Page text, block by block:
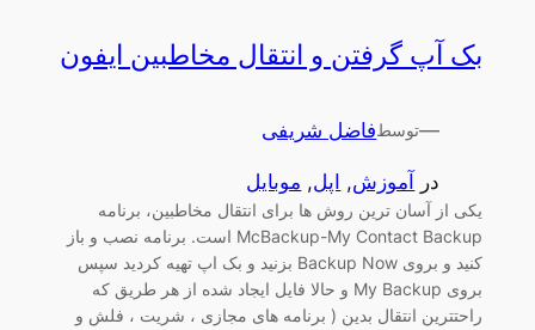
بک آپ گرفتن و انتقال مخاطبین ایفون
—توسطفاضل شریفی
در آموزش, اپل, موبایل
یکی از آسان ترین روش ها برای انتقال مخاطبین، برنامه
McBackup-My Contact Backup است. برنامه نصب و باز
کنید و بروی Backup Now بزنید و بک اپ تهیه کردید سپس
بروی My Backup و حالا فایل ایجاد شده از هر طریق که
راحتترین انتقال بدین ( برنامه های مجازی ، شریت ، فلش و